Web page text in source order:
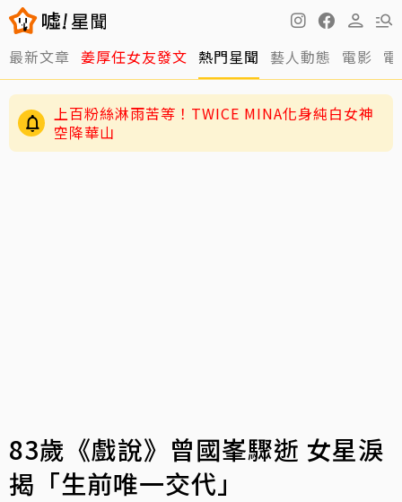
最新文章 姜厚任女友發文 熱門星聞 藝人動態 電影
上百粉絲淋雨苦等！TWICE MINA化身純白女神
空降華山
83歲《戲說》曾國峯驟逝 女星淚
揭「生前唯一交代」